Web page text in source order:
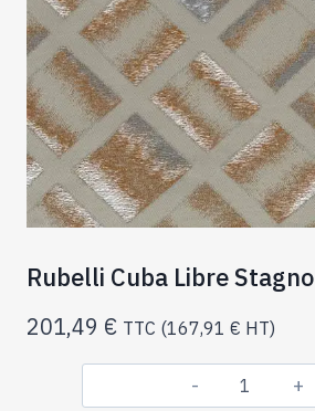
Rubelli Cuba Libre Stagno
201,49 € TTC (167,91 € HT)
quantité